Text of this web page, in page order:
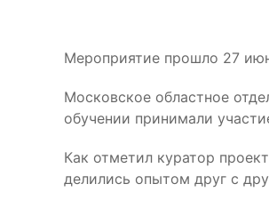
Мероприятие прошло 27
Московское областное
обучении принимали
Как отметил куратор
делились опытом друг с